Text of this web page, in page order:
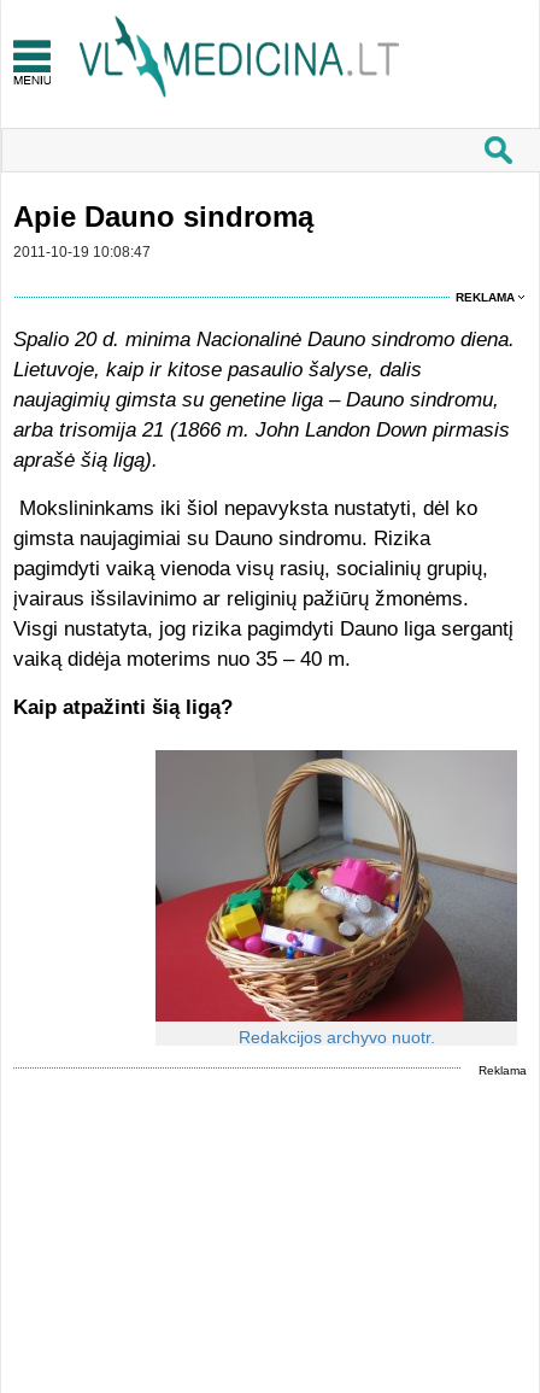
Apie Dauno sindromą
2011-10-19 10:08:47
REKLAMA
Spalio 20 d. minima Nacionalinė Dauno sindromo diena.
Lietuvoje, kaip ir kitose pasaulio šalyse, dalis
naujagimių gimsta su genetine liga – Dauno sindromu,
arba trisomija 21 (1866 m. John Landon Down pirmasis
aprašė šią ligą).
Mokslininkams iki šiol nepavyksta nustatyti, dėl ko
gimsta naujagimiai su Dauno sindromu. Rizika
pagimdyti vaiką vienoda visų rasių, socialinių grupių,
įvairaus išsilavinimo ar religinių pažiūrų žmonėms.
Visgi nustatyta, jog rizika pagimdyti Dauno liga sergantį
vaiką didėja moterims nuo 35 – 40 m.
Kaip atpažinti šią ligą?
Redakcijos archyvo nuotr.
Reklama